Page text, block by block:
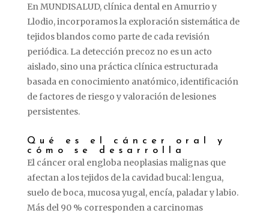
EnMUNDISALUD, clínica dental enAmurrio y
Llodio,incorporamosla exploración sistemática de
tejidosblandos como parte de cada revisión
periódica. La detección precoz no esun acto
aislado, sino una práctica clínica estructurada
basada en conocimiento anatómico,identificación
defactores de riesgo yvaloración delesiones
persistentes.
Qué es el cáncer oral y
cómo se desarrolla
El cáncer oral engloba neoplasias malignas que
afectan alostejidos dela cavidadbucal:lengua,
suelo deboca, mucosayugal, encía, paladarylabio.
Más del 90 % corresponden a carcinomas